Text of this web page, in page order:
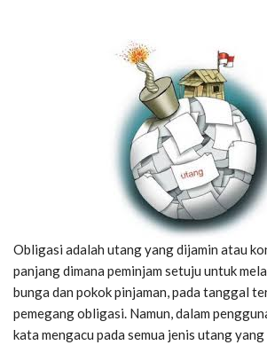
Obligasi adalah utang yang dijamin atau
panjang dimana peminjam setuju untuk
bunga dan pokok pinjaman, pada tanggal
pemegang obligasi. Namun, dalam
kata mengacu pada semua jenis utang